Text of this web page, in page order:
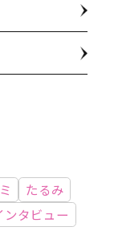
たるみ
ンタビュー